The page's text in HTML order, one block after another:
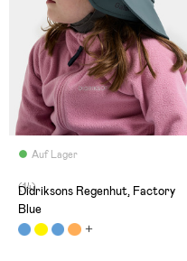
Auf Lager
(14)
Didriksons Regenhut, Factory
Blue